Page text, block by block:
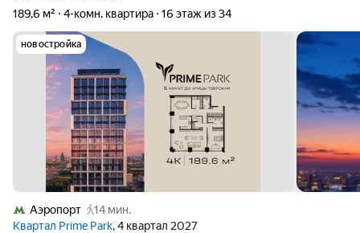
189,6 м²
4-комн. квартира 16 этаж из 34
новостройка
Аэропорт
14 мин.
Квартал Prime Park, 4 квартал 2027